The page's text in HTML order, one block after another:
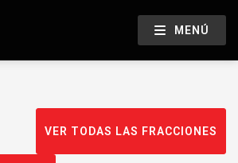
MENÚ
VER TODAS LAS FRACCIONES